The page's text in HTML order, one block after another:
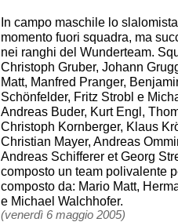
In campo maschile lo
momento fuori squadra, ma
nei ranghi del Wunderteam.
Christoph Gruber, Johann
Matt, Manfred Pranger,
Schönfelder, Fritz Strobl e
Andreas Buder, Kurt Engl,
Christoph Kornberger, Klaus
Christian Mayer, Andreas
Andreas Schifferer et Georg
composto un team polivalente
composto da: Mario Matt,
e Michael Walchhofer.
(venerdì 6 maggio 2005)